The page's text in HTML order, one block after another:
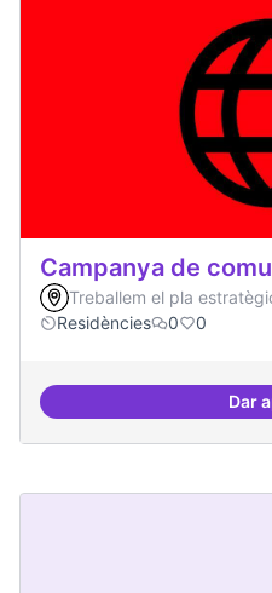
Campanya de
Treballem el pla
Residències
0 0
Dar